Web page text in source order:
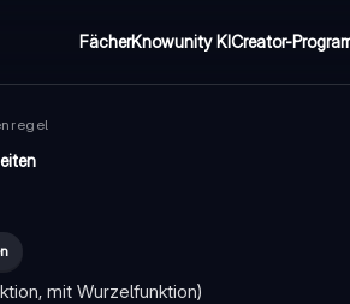
FächerKnowunity KICreator-
mit Wurzelfunktion)